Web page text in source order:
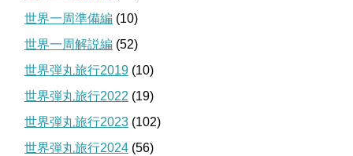
世界一周準備編 (10)
世界一周解説編 (52)
世界弾丸旅行2019 (10)
世界弾丸旅行2022 (19)
世界弾丸旅行2023 (102)
世界弾丸旅行2024 (56)